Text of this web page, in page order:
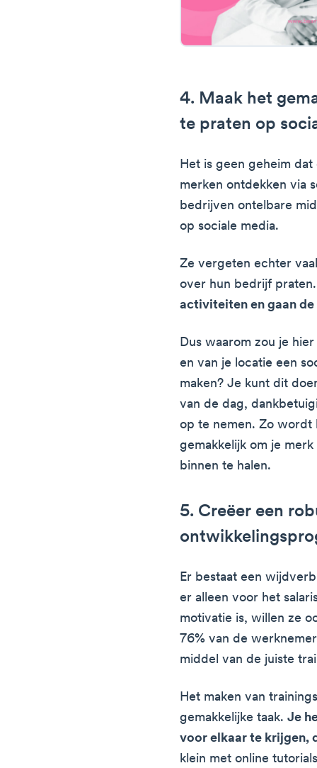
4. Maak het
te praten op
Het is geen geheim
merken ontdekken via
bedrijven ontelbare
op sociale media.
Ze vergeten echter
over hun bedrijf
activiteiten en gaan
Dus waarom zou je
en van je locatie een
maken? Je kunt dit
van de dag,
op te nemen. Zo wordt
gemakkelijk om je
binnen te halen.
5. Creëer een
Er bestaat een
er alleen voor het
motivatie is, willen ze
76% van de
middel van de juiste
Het maken van
gemakkelijke taak.Je
voor elkaar te krijgen,
klein met online